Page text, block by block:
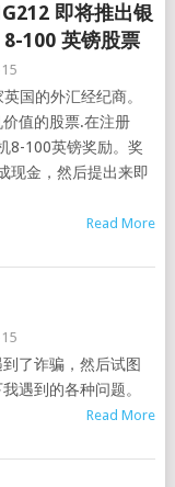
即将推出银
100 英镑股票
国的外汇经纪商。
值的股票.在注册
8-100英镑奖励。奖
现金，然后提出来即
Read More
了诈骗，然后试图
遇到的各种问题。
Read More